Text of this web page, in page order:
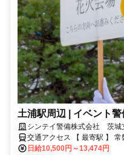
土浦駅周辺 | イベント警
シンテイ警備株式会社 茨城
交通アクセス 【 最寄駅 】
磐線「ひたち野うしく駅」
日給10,500円～13,474円